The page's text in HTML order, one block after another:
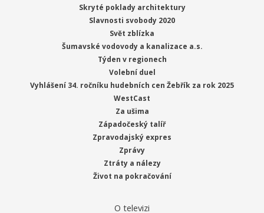
Skryté poklady architektury
Slavnosti svobody 2020
Svět zblízka
Šumavské vodovody a kanalizace a.s.
Týden v regionech
Volební duel
Vyhlášení 34. ročníku hudebních cen Žebřík za rok 2025
WestCast
Za ušima
Západočeský talíř
Zpravodajský expres
Zprávy
Ztráty a nálezy
Život na pokračování
O televizi